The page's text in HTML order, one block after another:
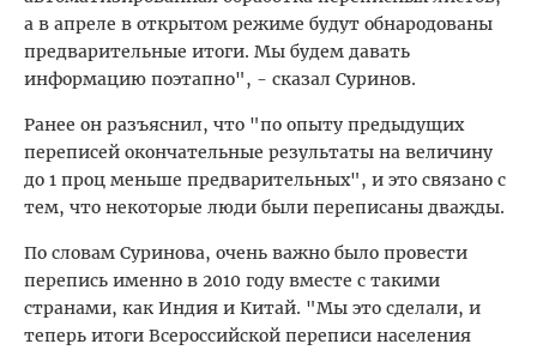
а в апреле в открытом режиме будут обнародованы
предварительные итоги. Мы будем давать
информацию поэтапно", - сказал Суринов.
Ранее он разъяснил, что "по опыту предыдущих
переписей окончательные результаты на величину
до 1 проц меньше предварительных", и это связано с
тем, что некоторые люди были переписаны дважды.
По словам Суринова, очень важно было провести
перепись именно в 2010 году вместе с такими
странами, как Индия и Китай. "Мы это сделали, и
теперь итоги Всероссийской переписи населения